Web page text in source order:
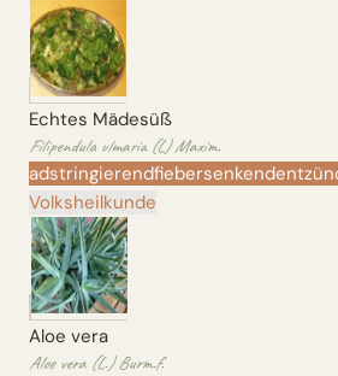
Glossar
Echtes Mädesüß
Filipendula ulmaria (L) Maxim.
adstringierendfiebersenkend
Volksheilkunde
Aloe vera
Aloe vera (L.) Burm.f.